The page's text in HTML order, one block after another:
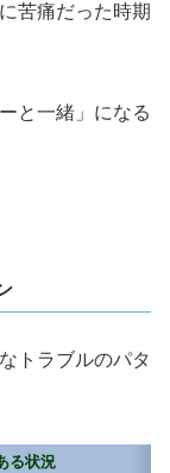
苦痛だった時期
と一緒」 になる
トラブルのパタ
る状況